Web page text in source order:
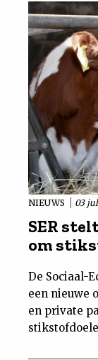
NIEUWS 03
SER
om
De Sociaal-
een nieuwe
en private